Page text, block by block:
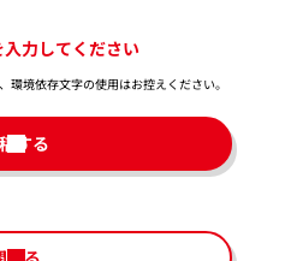
力してください
境依存文字の使用はお控えください。​
する